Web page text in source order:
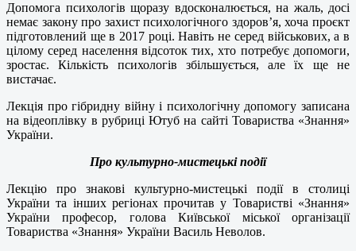
Допомога психологів щоразу вдосконалюється, на жаль, досі
немає закону про захист психологічного здоров’я, хоча проєкт
підготовлений ще в 2017 році. Навіть не серед військових, а в
цілому серед населення відсоток тих, хто потребує допомоги,
зростає. Кількість психологів збільшується, але їх ще не
вистачає.
Лекція про гібридну війну і психологічну допомогу записана
на відеоплівку в рубриці Ютуб на сайті Товариства «Знання»
України.
Про культурно-мистецькі події
Лекцію про знакові культурно-мистецькі події в столиці
України та інших регіонах прочитав у Товаристві «Знання»
України професор, голова Київської міської організації
Товариства «Знання» України Василь Неволов.